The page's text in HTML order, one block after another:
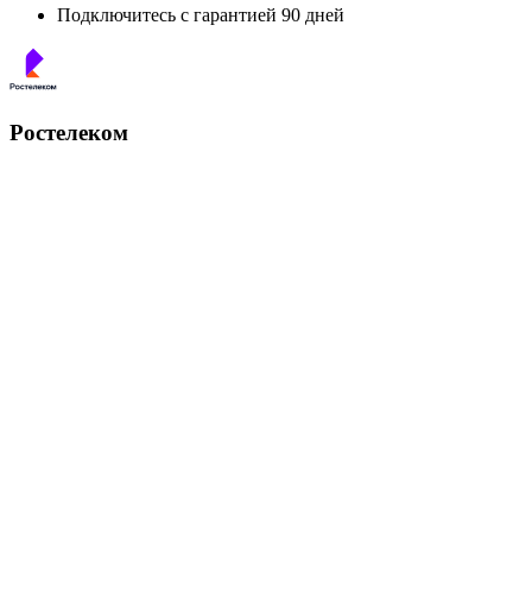
Подключитесь с гарантией 90 дней
Ростелеком